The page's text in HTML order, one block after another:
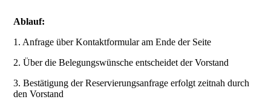
Ablauf:
1. Anfrage über Kontaktformular am Ende der Seite
2. Über die Belegungswünsche entscheidet der Vorstand
3. Bestätigung der Reservierungsanfrage erfolgt zeitnah durch
den Vorstand